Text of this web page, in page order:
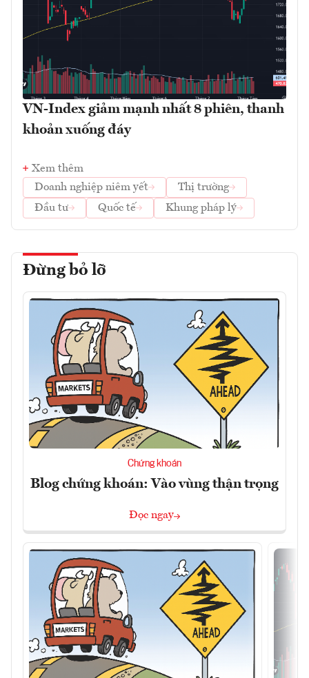
VN-Index giảm mạnh nhất 8 phiên, thanh
khoản xuống đáy
Xem thêm
Doanh nghiệp niêm yết
Thị trường
Đầu tư
Quốc tế Khung pháp lý
Đừng bỏ lỡ
Chứng khoán
Blog chứng khoán: Vào vùng thận trọng
Đọc ngay